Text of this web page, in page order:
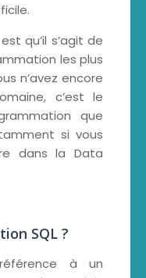
qu’il s’agit de
les plus
n’avez encore
c’est le
que
si vous
dans la Data
SQL ?
à un